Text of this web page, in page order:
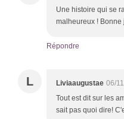
Une histoire qui se
malheureux ! Bonne
Répondre
L Liviaaugustae 06/
Tout est dit sur les
sait pas quoi dire!